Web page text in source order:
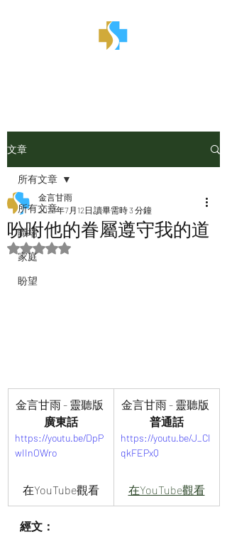
文章
所有文章
職場
家庭
盼望
所有文章
吩咐他的眷屬遵守我的道
金言甘雨
2023年7月12日 讀畢需時 3 分鐘
評等為 NaN（最高為 5 顆星）。
金言甘雨 - 靈聽版
廣東話
https://youtu.be/DpP
wIInOWro
在YouTube觀看
金言甘雨 - 靈聽版
普通話
https://youtu.be/J_CI
qkFEPxQ
在YouTube觀看
經文：